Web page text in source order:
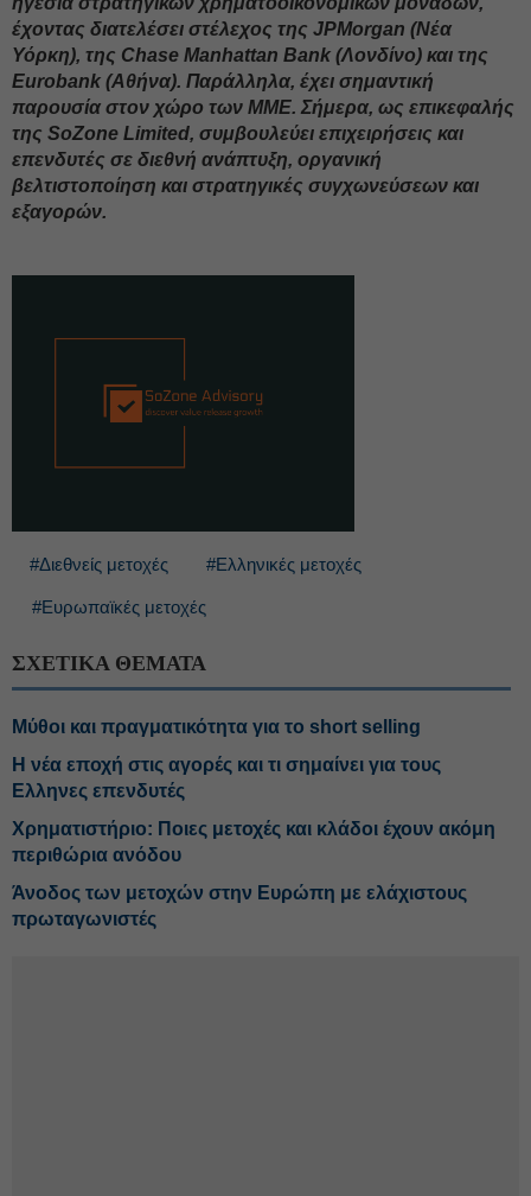
έχοντας διατελέσει στέλεχος της JPMorgan (Νέα
Υόρκη), της Chase Manhattan Bank (Λονδίνο) και της
Eurobank (Αθήνα). Παράλληλα, έχει σημαντική
παρουσία στον χώρο των ΜΜΕ. Σήμερα, ως επικεφαλής
της SoZone Limited, συμβουλεύει επιχειρήσεις και
επενδυτές σε διεθνή ανάπτυξη, οργανική
βελτιστοποίηση και στρατηγικές συγχωνεύσεων και
εξαγορών.
#Διεθνείς μετοχές #Ελληνικές μετοχές
#Ευρωπαϊκές μετοχές
ΣΧΕΤΙΚΑ ΘΕΜΑΤΑ
Μύθοι και πραγματικότητα για το short selling
Η νέα εποχή στις αγορές και τι σημαίνει για τους
Ελληνες επενδυτές
Χρηματιστήριο: Ποιες μετοχές και κλάδοι έχουν ακόμη
περιθώρια ανόδου
Άνοδος των μετοχών στην Ευρώπη με ελάχιστους
πρωταγωνιστές